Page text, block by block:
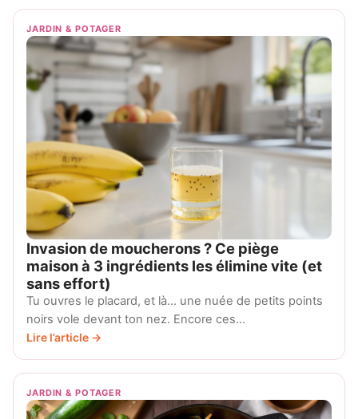
JARDIN & POTAGER
Invasion de moucherons ? Ce piège
maison à 3 ingrédients les élimine vite (et
sans effort)
Tu ouvres le placard, et là… une nuée de petits points
noirs vole devant ton nez. Encore ces…
Lire l’article →
JARDIN & POTAGER